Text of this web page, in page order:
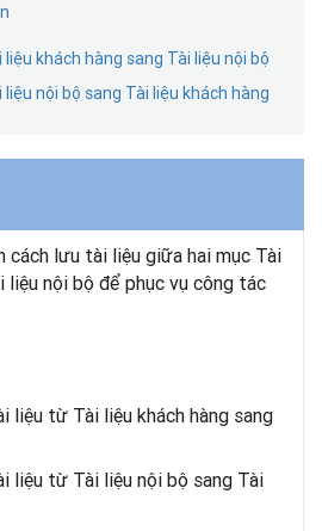
khách hàng sang Tài liệu nội bộ
nội bộ sang Tài liệu khách hàng
cách lưu tài liệu giữa hai mục Tài
liệu nội bộ để phục vụ công tác
liệu từ Tài liệu khách hàng sang
liệu từ Tài liệu nội bộ sang Tài